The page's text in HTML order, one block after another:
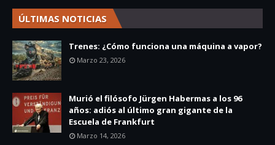
ÚLTIMAS NOTICIAS
Trenes: ¿Cómo funciona una máquina a vapor?
Marzo 23, 2026
Murió el filósofo Jürgen Habermas a los 96
años: adiós al último gran gigante de la
Escuela de Frankfurt
Marzo 14, 2026